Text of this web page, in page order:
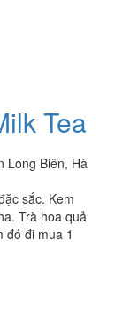
Tea
Long Biên, Hà
sắc. Kem
Trà hoa quả
đó đi mua 1